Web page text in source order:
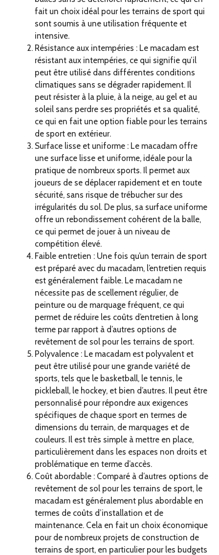
fait un choix idéal pour les terrains de sport qui
sont soumis à une utilisation fréquente et
intensive.
Résistance aux intempéries : Le macadam est
résistant aux intempéries, ce qui signifie qu’il
peut être utilisé dans différentes conditions
climatiques sans se dégrader rapidement. Il
peut résister à la pluie, à la neige, au gel et au
soleil sans perdre ses propriétés et sa qualité,
ce qui en fait une option fiable pour les terrains
de sport en extérieur.
Surface lisse et uniforme : Le macadam offre
une surface lisse et uniforme, idéale pour la
pratique de nombreux sports. Il permet aux
joueurs de se déplacer rapidement et en toute
sécurité, sans risque de trébucher sur des
irrégularités du sol. De plus, sa surface uniforme
offre un rebondissement cohérent de la balle,
ce qui permet de jouer à un niveau de
compétition élevé.
Faible entretien : Une fois qu’un terrain de sport
est préparé avec du macadam, l’entretien requis
est généralement faible. Le macadam ne
nécessite pas de scellement régulier, de
peinture ou de marquage fréquent, ce qui
permet de réduire les coûts d’entretien à long
terme par rapport à d’autres options de
revêtement de sol pour les terrains de sport.
Polyvalence : Le macadam est polyvalent et
peut être utilisé pour une grande variété de
sports, tels que le basketball, le tennis, le
pickleball, le hockey, et bien d’autres. Il peut être
personnalisé pour répondre aux exigences
spécifiques de chaque sport en termes de
dimensions du terrain, de marquages et de
couleurs. Il est très simple à mettre en place,
particulièrement dans les espaces non droits et
problématique en terme d’accès.
Coût abordable : Comparé à d’autres options de
revêtement de sol pour les terrains de sport, le
macadam est généralement plus abordable en
termes de coûts d’installation et de
maintenance. Cela en fait un choix économique
pour de nombreux projets de construction de
terrains de sport, en particulier pour les budgets